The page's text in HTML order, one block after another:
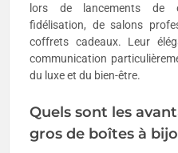
lors de lancements de
fidélisation, de salons
coffrets cadeaux. Leur
communication
du luxe et du bien-être.
Quels sont les
gros de boîtes à